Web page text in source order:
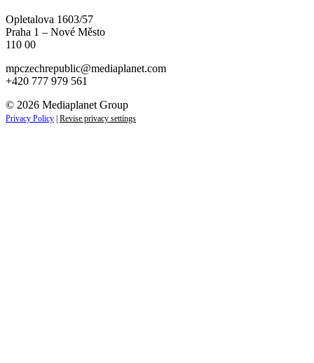
Opletalova 1603/57
Praha 1 – Nové Město
110 00
mpczechrepublic@mediaplanet.com
+420 777 979 561
© 2026 Mediaplanet Group
Privacy Policy Revise privacy settings